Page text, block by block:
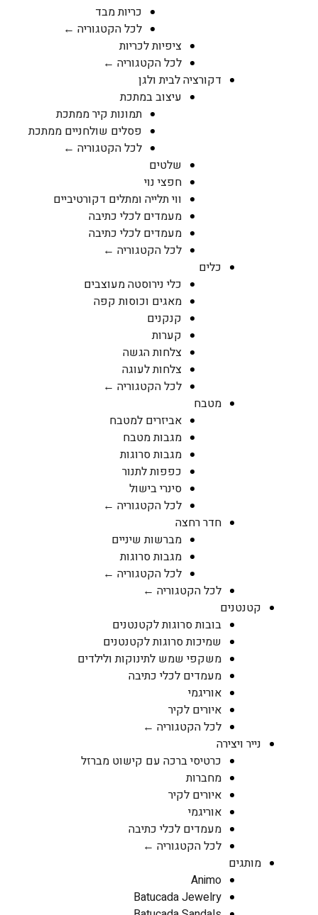
כריות מבד
לכל הקטגוריה ←
ציפיות לכריות
לכל הקטגוריה ←
דקורציה לבית ולגן
עיצוב במתכת
תמונות קיר ממתכת
פסלים שולחניים ממתכת
לכל הקטגוריה ←
שלטים
חפצי נוי
ווי תלייה ומתלים דקורטיביים
מעמדים לכלי כתיבה
מעמדים לכלי כתיבה
לכל הקטגוריה ←
כלים
כלי נירוסטה מעוצבים
מאגים וכוסות קפה
קנקנים
קערות
צלחות הגשה
צלחות לעוגה
לכל הקטגוריה ←
מטבח
אביזרים למטבח
מגבות מטבח
מגבות סרוגות
כפפות לתנור
סינרי בישול
לכל הקטגוריה ←
חדר רחצה
מברשות שיניים
מגבות סרוגות
לכל הקטגוריה ←
לכל הקטגוריה ←
קטנטנים
בובות סרוגות לקטנטנים
שמיכות סרוגות לקטנטנים
משקפי שמש לתינוקות ולילדים
מעמדים לכלי כתיבה
אוריגמי
איורים לקיר
לכל הקטגוריה ←
נייר ויצירה
כרטיסי ברכה עם קישוט מברזל
מחברות
איורים לקיר
אוריגמי
מעמדים לכלי כתיבה
לכל הקטגוריה ←
מותגים
Animo
Batucada Jewelry